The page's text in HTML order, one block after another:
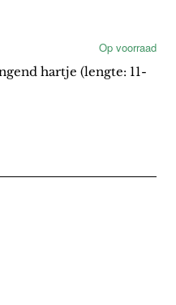
Op voorraad
hartje (lengte: 11-